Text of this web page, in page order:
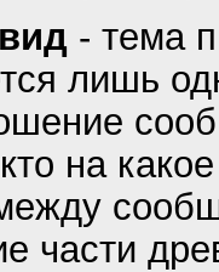
- тема
лишь
на
части